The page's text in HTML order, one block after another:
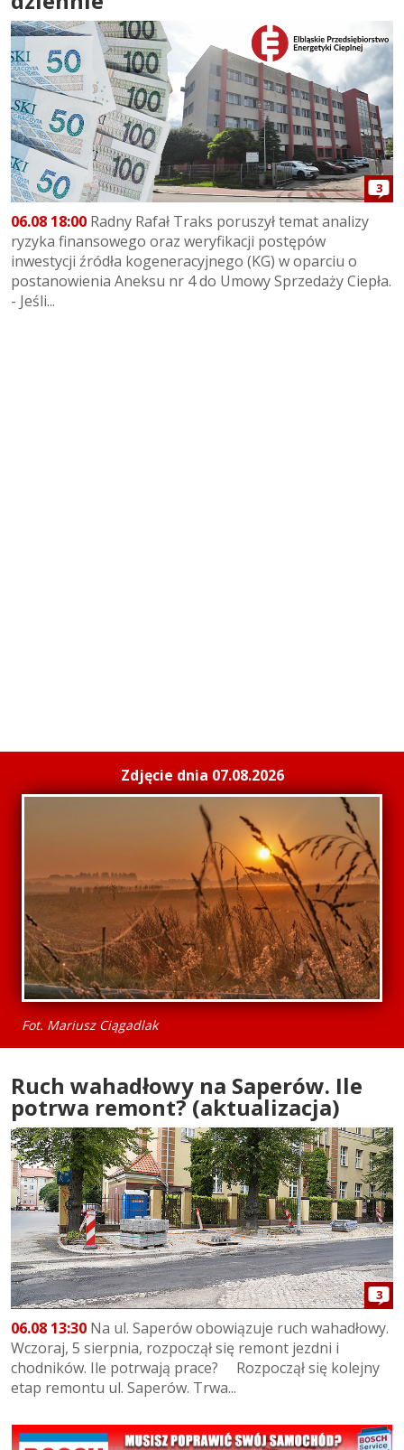
3
06.08 18:00 Radny Rafał Traks poruszył temat analizy
ryzyka finansowego oraz weryfikacji postępów
inwestycji źródła kogeneracyjnego (KG) w oparciu o
postanowienia Aneksu nr 4 do Umowy Sprzedaży Ciepła.
- Jeśli...
Zdjęcie dnia 07.08.2026
Fot. Mariusz Ciągadlak
Ruch wahadłowy na Saperów. Ile
potrwa remont? (aktualizacja)
3
06.08 13:30 Na ul. Saperów obowiązuje ruch wahadłowy.
Wczoraj, 5 sierpnia, rozpoczął się remont jezdni i
chodników. Ile potrwają prace? Rozpoczął się kolejny
etap remontu ul. Saperów. Trwa...